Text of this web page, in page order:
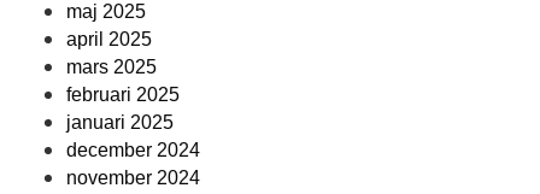
maj 2025
april 2025
mars 2025
februari 2025
januari 2025
december 2024
november 2024